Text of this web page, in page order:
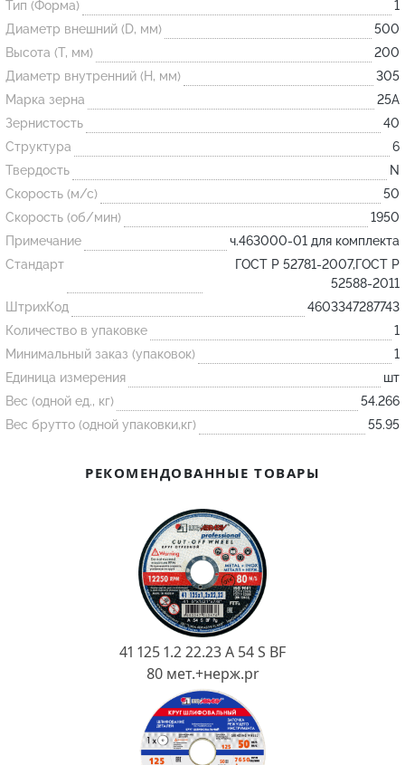
Огнеупорные
изделия
Скачать каталог
Тигель
Муфель
Черпак
Шербер
Трубка
Стержень
Пробка
Подставка
Лодочка
Контакт
Ковш разливочный
Огнеупорная SiC смесь
Тип (Форма)
1
Диаметр внешний (D, мм)
500
Высота (T, мм)
200
Диаметр внутренний (H, мм)
305
Марка зерна
25А
Зернистость
40
Структура
6
Твердость
N
Скорость (м/с)
50
Скорость (об/мин)
1950
Примечание
ч.463000-01 для комплекта
Стандарт
ГОСТ Р 52781-2007,ГОСТ Р
52588-2011
ШтрихКод
4603347287743
Количество в упаковке
1
Минимальный заказ (упаковок)
1
Единица измерения
шт
Вес (одной ед., кг)
54.266
Вес брутто (одной упаковки,кг)
55.95
РЕКОМЕНДОВАННЫЕ ТОВАРЫ
41 125 1.2 22.23 A 54 S BF
80 мет.+нерж.pr